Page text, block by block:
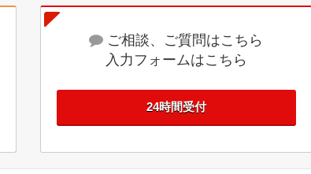
ご相談、ご質問はこちら
入力フォームはこちら
24時間受付